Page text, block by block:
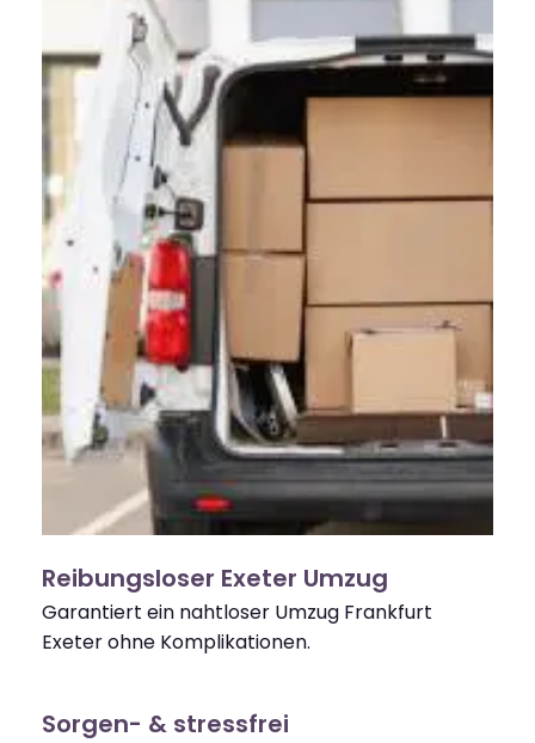
Reibungsloser Exeter Umzug
Garantiert ein nahtloser Umzug Frankfurt
Exeter ohne Komplikationen.
Sorgen- & stressfrei